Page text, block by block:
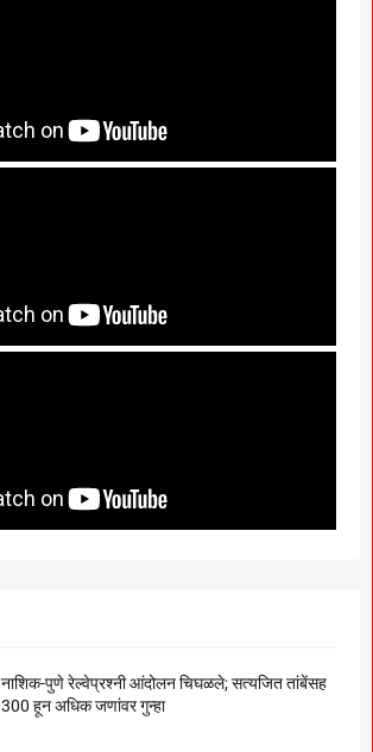
नाशिक-पुणे रेल्वेप्रश्नी आंदोलन चिघळले; सत्यजित तांबेंसह
300 हून अधिक जणांवर गुन्हा